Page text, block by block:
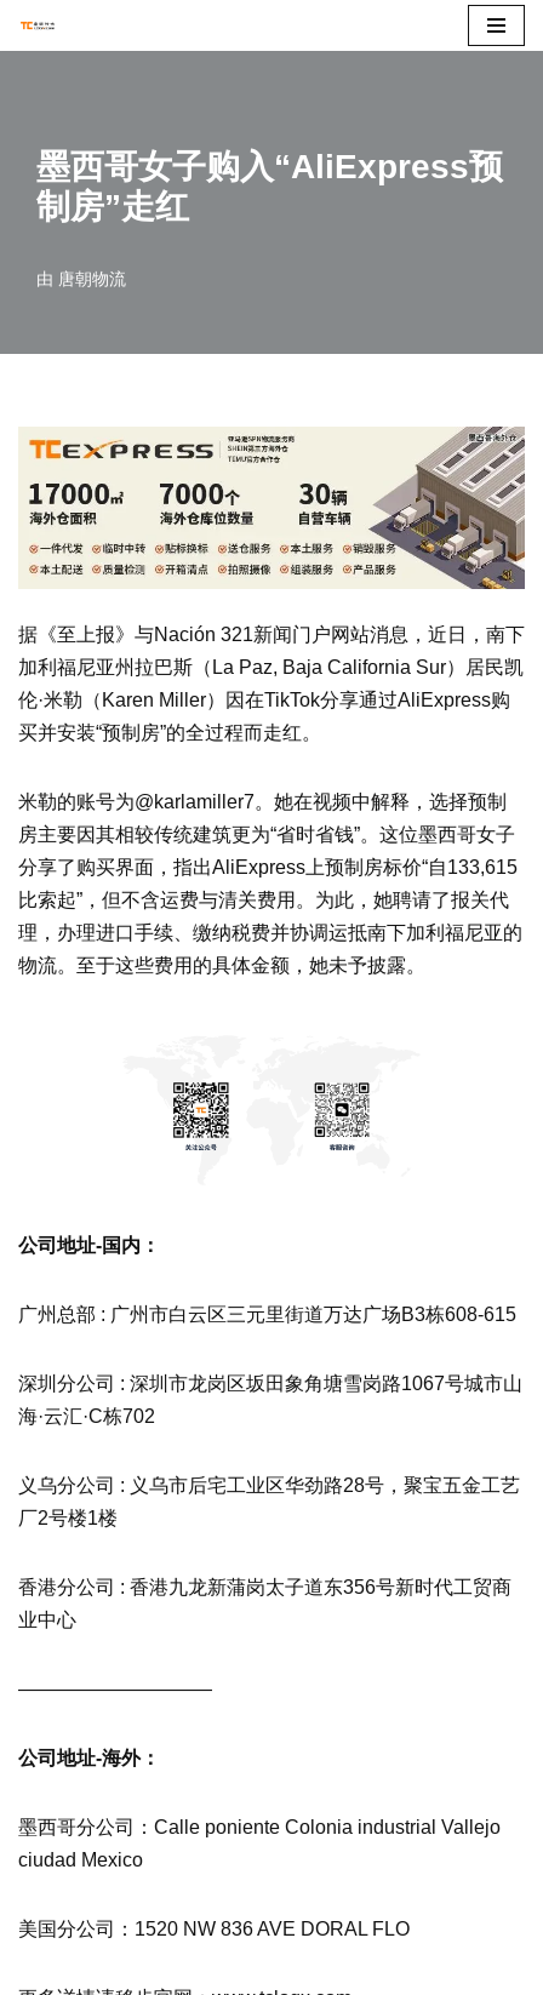
文墨西哥女子购入“AliExpress预
制房”走红
由 唐朝物流
据《至上报》与Nación 321新闻门户网站消息，近日，南下
加利福尼亚州拉巴斯（La Paz, Baja California Sur）居民凯
伦·米勒（Karen Miller）因在TikTok分享通过AliExpress购
买并安装“预制房”的全过程而走红。
米勒的账号为@karlamiller7。她在视频中解释，选择预制
房主要因其相较传统建筑更为“省时省钱”。这位墨西哥女子
分享了购买界面，指出AliExpress上预制房标价“自133,615
比索起”，但不含运费与清关费用。为此，她聘请了报关代
理，办理进口手续、缴纳税费并协调运抵南下加利福尼亚的
物流。至于这些费用的具体金额，她未予披露。
公司地址-国内：
广州总部 : 广州市白云区三元里街道万达广场B3栋608-615
深圳分公司 : 深圳市龙岗区坂田象角塘雪岗路1067号城市山
海·云汇·C栋702
义乌分公司 : 义乌市后宅工业区华劲路28号，聚宝五金工艺
厂2号楼1楼
香港分公司 : 香港九龙新蒲岗太子道东356号新时代工贸商
业中心
——————————
公司地址-海外：
墨西哥分公司：Calle poniente Colonia industrial Vallejo
ciudad Mexico
美国分公司：1520 NW 836 AVE DORAL FLO